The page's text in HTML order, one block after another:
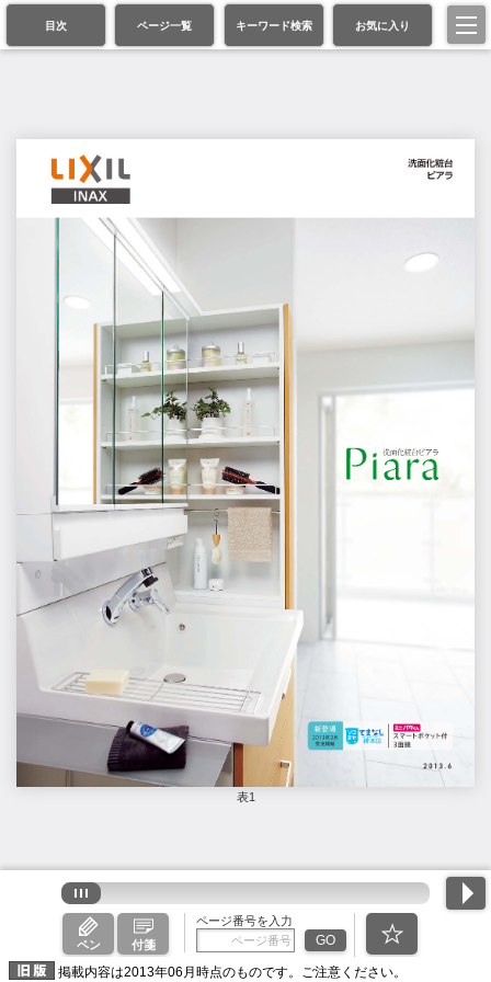
目次 ページ一覧 キーワード検索 お気に入り
表1
ペン 付箋
ページ番号を入力
GO
掲載内容は2013年06月時点のものです。ご注意ください。